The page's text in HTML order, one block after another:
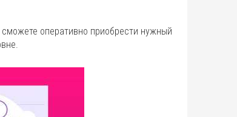
оперативно приобрести нужный